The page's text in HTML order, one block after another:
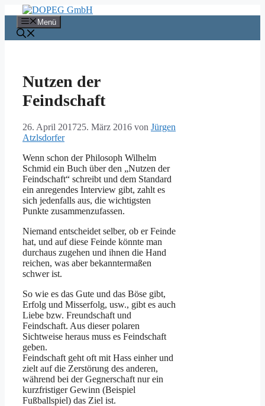
Inhalt
springen
Menü
Nutzen der
Feindschaft
26. April 201725. März 2016 von Jürgen
Atzlsdorfer
Wenn schon der Philosoph Wilhelm
Schmid ein Buch über den „Nutzen der
Feindschaft“ schreibt und dem Standard
ein anregendes Interview gibt, zahlt es
sich jedenfalls aus, die wichtigsten
Punkte zusammenzufassen.
Niemand entscheidet selber, ob er Feinde
hat, und auf diese Feinde könnte man
durchaus zugehen und ihnen die Hand
reichen, was aber bekanntermaßen
schwer ist.
So wie es das Gute und das Böse gibt,
Erfolg und Misserfolg, usw., gibt es auch
Liebe bzw. Freundschaft und
Feindschaft. Aus dieser polaren
Sichtweise heraus muss es Feindschaft
geben.
Feindschaft geht oft mit Hass einher und
zielt auf die Zerstörung des anderen,
während bei der Gegnerschaft nur ein
kurzfristiger Gewinn (Beispiel
Fußballspiel) das Ziel ist.